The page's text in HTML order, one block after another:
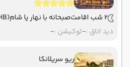
2 شب اقامت صبحانه با نهار یا شام(HB)
دید اتاق :-لوکیشن :-
ریو سریلانکا